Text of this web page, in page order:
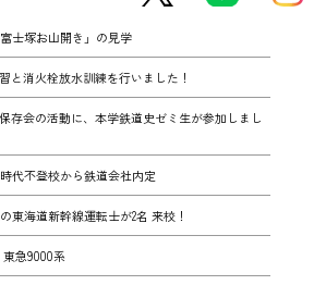
富士塚お山開き」の見学
と消火栓放水訓練を行いました！
存会の活動に、本学鉄道史ゼミ生が参加しまし
代不登校から鉄道会社内定
東海道新幹線運転士が2名 来校！
東急9000系